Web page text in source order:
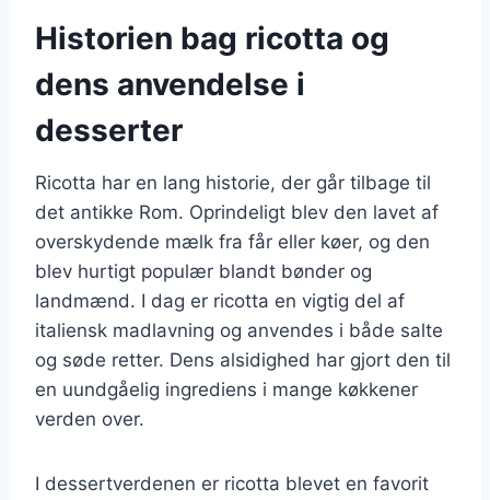
Historien bag ricotta og
dens anvendelse i
desserter
Ricotta har en lang historie, der går tilbage til
det antikke Rom. Oprindeligt blev den lavet af
overskydende mælk fra får eller køer, og den
blev hurtigt populær blandt bønder og
landmænd. I dag er ricotta en vigtig del af
italiensk madlavning og anvendes i både salte
og søde retter. Dens alsidighed har gjort den til
en uundgåelig ingrediens i mange køkkener
verden over.
I dessertverdenen er ricotta blevet en favorit